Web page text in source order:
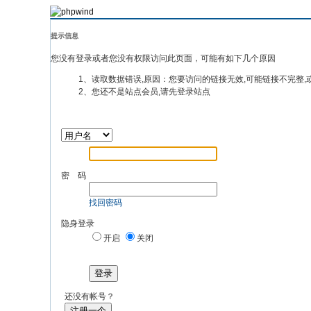
提示信息
您没有登录或者您没有权限访问此页面，可能有如下几个原因
1、读取数据错误,原因：您要访问的链接无效,可能链接不完整,
2、您还不是站点会员,请先登录站点
密 码
找回密码
隐身登录
开启
关闭
登录
还没有帐号？